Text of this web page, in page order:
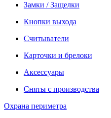
Замки / Защелки
Кнопки выхода
Считыватели
Карточки и брелоки
Аксессуары
Сняты с производства
Охрана периметра